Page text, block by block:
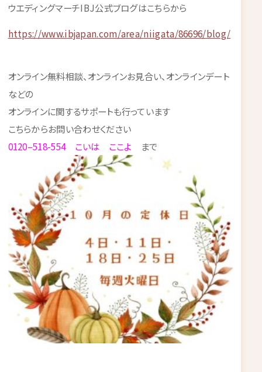
ウエディングマーチIBJ公式ブログはこちらから
https://www.ibjapan.com/area/niigata/86696/blog/
オンライン無料相談、オンラインお見合い、オンラインデート
などの
オンラインに関するサポートも行っています
こちらからお問い合わせください
0120–518-554 こいは ここよ まで